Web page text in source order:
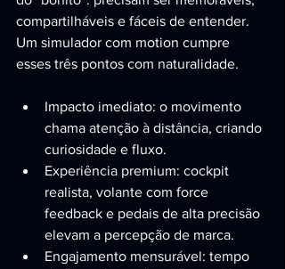
compartilháveis e fáceis de entender.
Um simulador com motion cumpre
esses três pontos com naturalidade.
Impacto imediato: o movimento
chama atenção à distância, criando
curiosidade e fluxo.
Experiência premium: cockpit
realista, volante com force
feedback e pedais de alta precisão
elevam a percepção de marca.
Engajamento mensurável: tempo